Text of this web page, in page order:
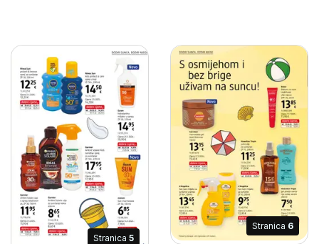
Stranica 5
Stranica 6